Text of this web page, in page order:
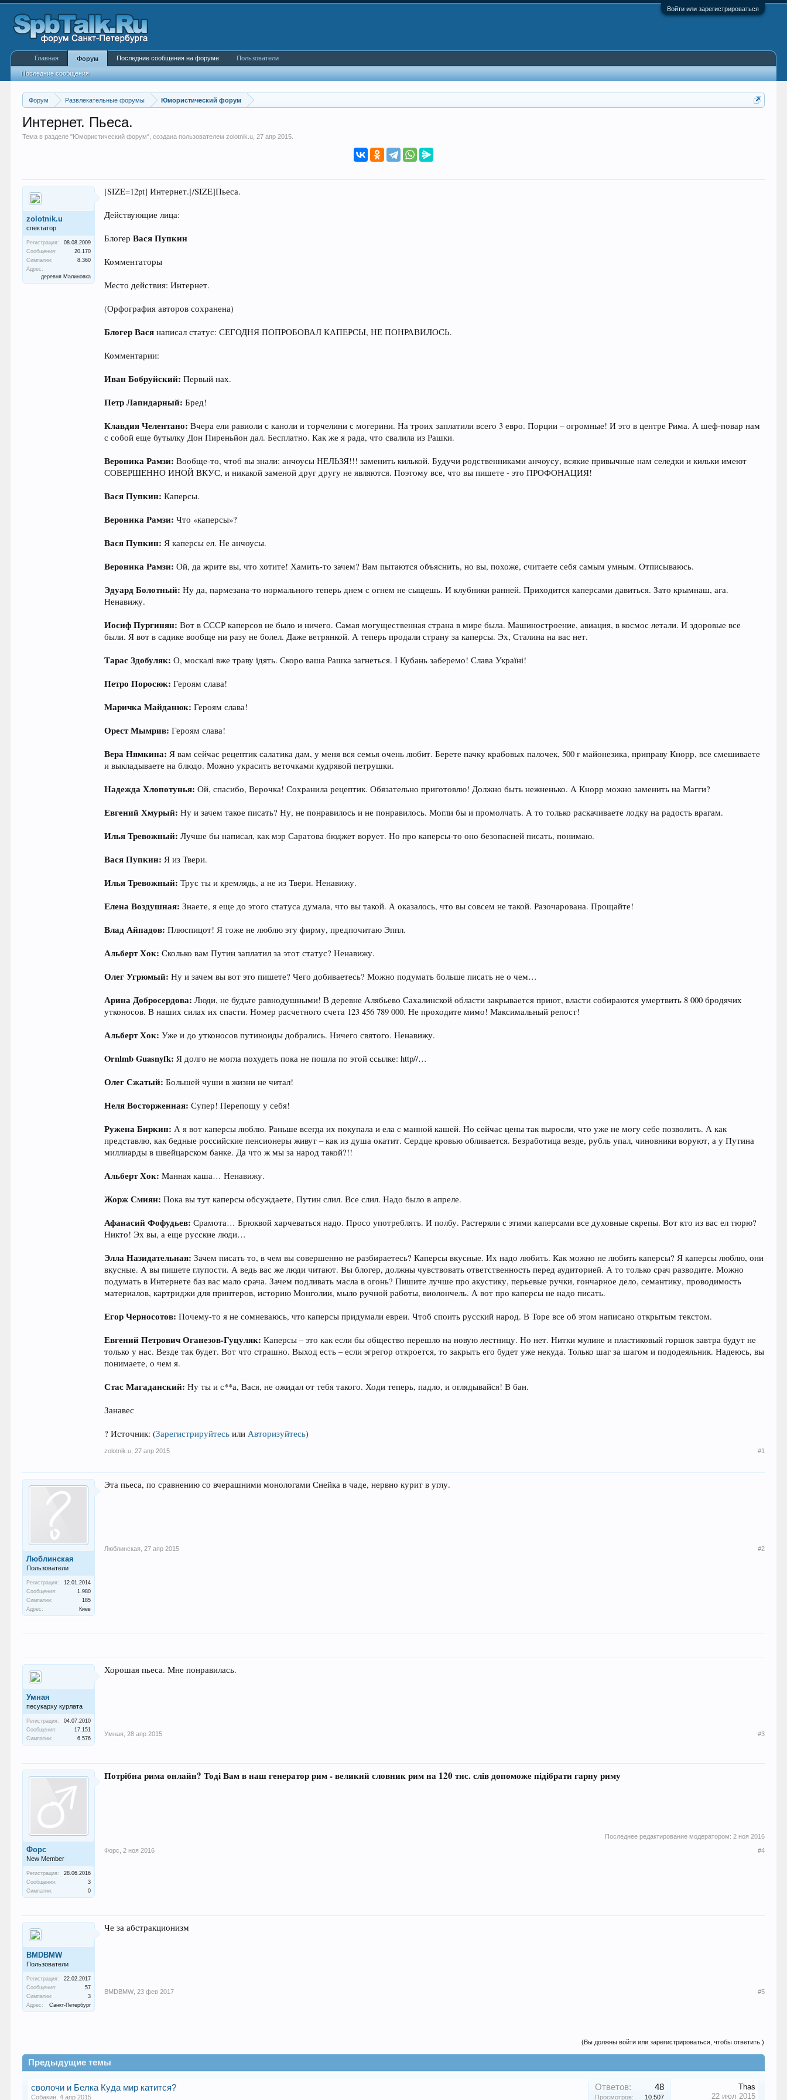
Войти или зарегистрироваться
Форум Развлекательные форумы Юмористический форум
Интернет. Пьеса.
Тема в разделе "Юмористический форум", создана пользователемzolotnik.u ,27 апр 2015
zolotnik.u
спектатор
Регистрация:
08.08.2009
Сообщения:
20.170
Симпатии:
8.360
Адрес:
деревня Малиновка
[SIZE=12pt] Интернет.[/SIZE]Пьеса.
Действующие лица:
БлогерВася Пупкин
Комментаторы
Место действия: Интернет.
(Орфография авторов сохранена)
Блогер Вася написал статус: СЕГОДНЯ ПОПРОБОВАЛ КАПЕРСЫ, НЕ ПОНРАВИЛОСЬ.
Комментарии:
Иван Бобруйский: Первый нах.
Петр Лапидарный: Бред!
Клавдия Челентано: Вчера ели равиоли с каноли и торчелини с могерини. На троих заплатили всего 3 евро. Порции – огромные! И это в центре Рима. А шеф-повар нам
с собой еще бутылку Дон Пиреньйон дал. Бесплатно. Как же я рада, что свалила из Рашки.
Вероника Рамзи: Вообще-то, чтоб вы знали: анчоусы НЕЛЬЗЯ!!! заменить килькой. Будучи родственниками анчоусу, всякие привычные нам селедки и кильки имеют
СОВЕРШЕННО ИНОЙ ВКУС, и никакой заменой друг другу не являются. Поэтому все, что вы пишете - это ПРОФОНАЦИЯ!
Вася Пупкин: Каперсы.
Вероника Рамзи: Что «каперсы»?
Вася Пупкин: Я каперсы ел. Не анчоусы.
Вероника Рамзи: Ой, да жрите вы, что хотите! Хамить-то зачем? Вам пытаются объяснить, но вы, похоже, считаете себя самым умным. Отписываюсь.
Эдуард Болотный: Ну да, пармезана-то нормального теперь днем с огнем не сыщешь. И клубники ранней. Приходится каперсами давиться. Зато крымнаш, ага.
Ненавижу.
Иосиф Пургинян: Вот в СССР каперсов не было и ничего. Самая могущественная страна в мире была. Машиностроение, авиация, в космос летали. И здоровые все
были. Я вот в садике вообще ни разу не болел. Даже ветрянкой. А теперь продали страну за каперсы. Эх, Сталина на вас нет.
Тарас Здобуляк: О, москалі вже траву їдять. Скоро ваша Рашка загнеться. І Кубань заберемо! Слава Україні!
Петро Поросюк: Героям слава!
Маричка Майданюк: Героям слава!
Орест Мымрив: Героям слава!
Вера Нямкина: Я вам сейчас рецептик салатика дам, у меня вся семья очень любит. Берете пачку крабовых палочек, 500 г майонезика, приправу Кнорр, все смешиваете
и выкладываете на блюдо. Можно украсить веточками кудрявой петрушки.
Надежда Хлопотунья: Ой, спасибо, Верочка! Сохранила рецептик. Обязательно приготовлю! Должно быть нежненько. А Кнорр можно заменить на Магги?
Евгений Хмурый: Ну и зачем такое писать? Ну, не понравилось и не понравилось. Могли бы и промолчать. А то только раскачиваете лодку на радость врагам.
Илья Тревожный: Лучше бы написал, как мэр Саратова бюджет ворует. Но про каперсы-то оно безопасней писать, понимаю.
Вася Пупкин: Я из Твери.
Илья Тревожный: Трус ты и кремлядь, а не из Твери. Ненавижу.
Елена Воздушная: Знаете, я еще до этого статуса думала, что вы такой. А оказалось, что вы совсем не такой. Разочарована. Прощайте!
Влад Айпадов: Плюспицот! Я тоже не люблю эту фирму, предпочитаю Эппл.
Альберт Хок: Сколько вам Путин заплатил за этот статус? Ненавижу.
Олег Угрюмый: Ну и зачем вы вот это пишете? Чего добиваетесь? Можно подумать больше писать не о чем…
Арина Добросердова: Люди, не будьте равнодушными! В деревне Алябьево Сахалинской области закрывается приют, власти собираются умертвить 8 000 бродячих
утконосов. В наших силах их спасти. Номер расчетного счета 123 456 789 000. Не проходите мимо! Максимальный репост!
Альберт Хок: Уже и до утконосов путиноиды добрались. Ничего святого. Ненавижу.
Ornlmb Guasnyfk: Я долго не могла похудеть пока не пошла по этой ссылке: http//…
Олег Сжатый: Большей чуши в жизни не читал!
Неля Восторженная: Супер! Перепощу у себя!
Ружена Биркин: А я вот каперсы люблю. Раньше всегда их покупала и ела с манной кашей. Но сейчас цены так выросли, что уже не могу себе позволить. А как
представлю, как бедные российские пенсионеры живут – как из душа окатит. Сердце кровью обливается. Безработица везде, рубль упал, чиновники воруют, а у Путина
миллиарды в швейцарском банке. Да что ж мы за народ такой?!!
Альберт Хок: Манная каша… Ненавижу.
Жорж Смиян: Пока вы тут каперсы обсуждаете, Путин слил. Все слил. Надо было в апреле.
Афанасий Фофудьев: Срамота… Брюквой харчеваться надо. Просо употреблять. И полбу. Растеряли с этими каперсами все духовные скрепы. Вот кто из вас ел тюрю?
Никто! Эх вы, а еще русские люди…
Элла Назидательная: Зачем писать то, в чем вы совершенно не разбираетесь? Каперсы вкусные. Их надо любить. Как можно не любить каперсы? Я каперсы люблю, они
вкусные. А вы пишете глупости. А ведь вас же люди читают. Вы блогер, должны чувствовать ответственность перед аудиторией. А то только срач разводите. Можно
подумать в Интернете баз вас мало срача. Зачем подливать масла в огонь? Пишите лучше про акустику, перьевые ручки, гончарное дело, семантику, проводимость
материалов, картриджи для принтеров, историю Монголии, мыло ручной работы, виолончель. А вот про каперсы не надо писать.
Егор Черносотов: Почему-то я не сомневаюсь, что каперсы придумали евреи. Чтоб споить русский народ. В Торе все об этом написано открытым текстом.
Евгений Петрович Оганезов-Гуцуляк: Каперсы – это как если бы общество перешло на новую лестницу. Но нет. Нитки мулине и пластиковый горшок завтра будут не
только у нас. Везде так будет. Вот что страшно. Выход есть – если эгрегор откроется, то закрыть его будет уже некуда. Только шаг за шагом и пододеяльник. Надеюсь, вы
понимаете, о чем я.
Стас Магаданский: Ну ты и с**а, Вася, не ожидал от тебя такого. Ходи теперь, падло, и оглядывайся! В бан.
Занавес
? Источник:(Зарегистрируйтесь илиАвторизуйтесь)
zolotnik.u 27 апр 2015 #1
Люблинская
Пользователи
Регистрация:
12.01.2014
Сообщения:
1.980
Симпатии:
185
Адрес:
Киев
Эта пьеса, по сравнению со вчерашними монологами Снейка в чаде, нервно курит в углу.
Люблинская 27 апр 2015 #2
Умная
песукарху курлата
Регистрация:
04.07.2010
Сообщения:
17.151
Симпатии:
6.576
Хорошая пьеса. Мне понравилась.
Умная 28 апр 2015 #3
Форс
New Member
Регистрация:
28.06.2016
Сообщения:
3
Симпатии:
0
Потрібна рима онлайн? Тоді Вам в наш генератор рим - великий словник рим на 120 тис. слів допоможе підібрати гарну риму
Последнее редактирование модератором: 2 ноя 2016
Форс
2 ноя 2016 #4
BMDBMW
Пользователи
Регистрация:
22.02.2017
Сообщения:
57
Симпатии:
3
Адрес:
Санкт-Петербург
Че за абстракционизм
BMDBMW 23 фев 2017 #5
(Вы должны войти или зарегистрироваться, чтобы ответить.)
Предыдущие темы
сволочи и Белка Куда мир катится?
Собакин ,4 апр 2015
Ответов: 48
Просмотров: 10.507
Thas
22 июл 2015
Главная Форум
Последние сообщения
Последние сообщения на форуме Пользователи